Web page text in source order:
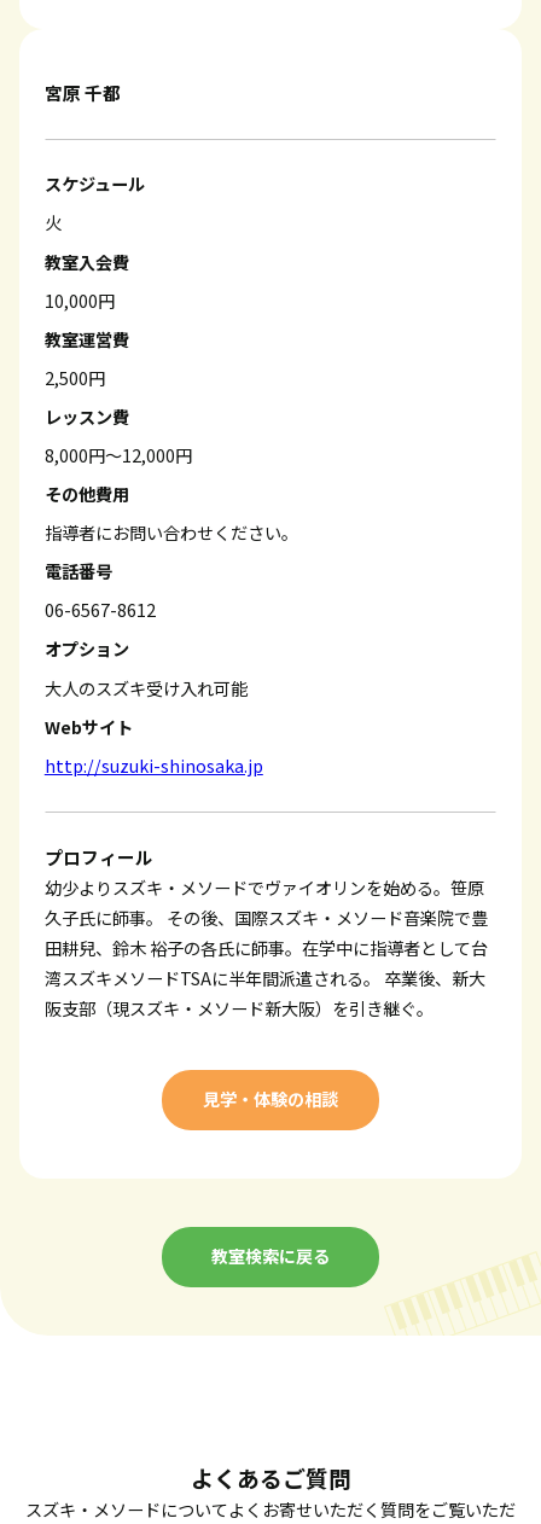
宮原 千都
スケジュール
火
教室入会費
10,000円
教室運営費
2,500円
レッスン費
8,000円～12,000円
その他費用
指導者にお問い合わせください。
電話番号
06-6567-8612
オプション
大人のスズキ受け入れ可能
Webサイト
http://suzuki-shinosaka.jp
プロフィール
幼少よりスズキ・メソードでヴァイオリンを始める。笹原
久子氏に師事。 その後、国際スズキ・メソード音楽院で豊
田耕兒、鈴木 裕子の各氏に師事。在学中に指導者として台
湾スズキメソードTSAに半年間派遣される。 卒業後、新大
阪支部（現スズキ・メソード新大阪）を引き継ぐ。
見学・体験の相談
教室検索に戻る
よくあるご質問
スズキ・メソードについてよくお寄せいただく質問をご覧いただ